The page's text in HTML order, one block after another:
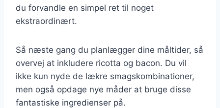
du forvandle en simpel ret til noget
ekstraordinært.
Så næste gang du planlægger dine måltider, så
overvej at inkludere ricotta og bacon. Du vil
ikke kun nyde de lækre smagskombinationer,
men også opdage nye måder at bruge disse
fantastiske ingredienser på.